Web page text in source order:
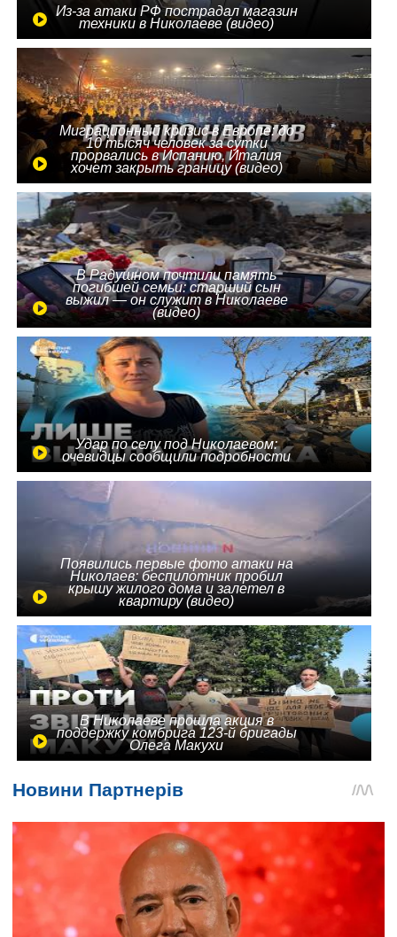
Из-за атаки РФ пострадал магазин
техники в Николаеве (видео)
Миграционный кризис в Европе: до
10 тысяч человек за сутки
прорвались в Испанию, Италия
хочет закрыть границу (видео)
В Радушном почтили память
погибшей семьи: старший сын
выжил — он служит в Николаеве
(видео)
Удар по селу под Николаевом:
очевидцы сообщили подробности
Появились первые фото атаки на
Николаев: беспилотник пробил
крышу жилого дома и залетел в
квартиру (видео)
В Николаеве прошла акция в
поддержку комбрига 123-й бригады
Олега Макухи